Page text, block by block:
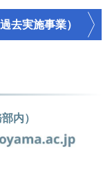
去実施事業）
内）